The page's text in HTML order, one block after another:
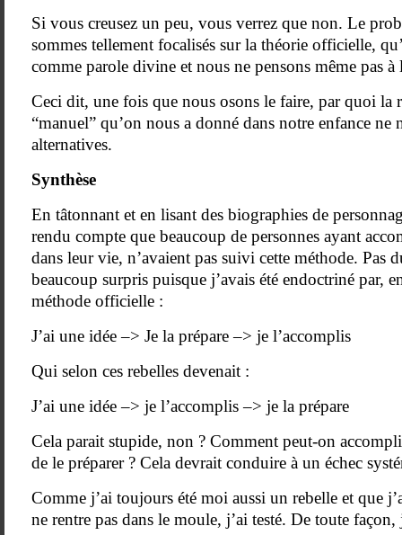
Si vous creusez un peu, vous verrez que non. Le
sommes tellement focalisés sur la théorie officielle,
comme parole divine et nous ne pensons même pas à
Ceci dit, une fois que nous osons le faire, par quoi la
“manuel” qu’on nous a donné dans notre enfance ne
alternatives.
Synthèse
En tâtonnant et en lisant des biographies de
rendu compte que beaucoup de personnes ayant
dans leur vie, n’avaient pas suivi cette méthode. Pas
beaucoup surpris puisque j’avais été endoctriné par,
méthode officielle :
J’ai une idée –> Je la prépare –> je l’accomplis
Qui selon ces rebelles devenait :
J’ai une idée –> je l’accomplis –> je la prépare
Cela parait stupide, non ? Comment peut-on
de le préparer ? Cela devrait conduire à un échec
Comme j’ai toujours été moi aussi un rebelle et que
ne rentre pas dans le moule, j’ai testé. De toute façon,